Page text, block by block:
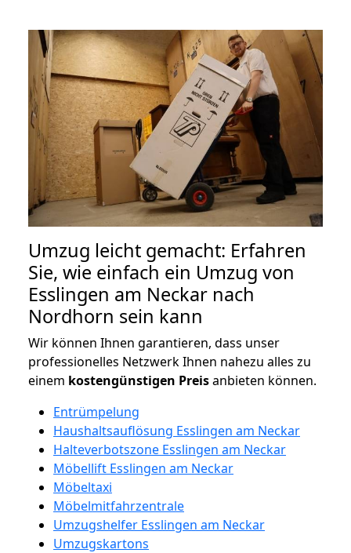
Umzug leicht gemacht: Erfahren
Sie, wie einfach ein Umzug von
Esslingen am Neckar nach
Nordhorn sein kann
Wir können Ihnen garantieren, dass unser
professionelles Netzwerk Ihnen nahezu alles zu
einem kostengünstigen Preisanbieten können.
Entrümpelung
Haushaltsauflösung Esslingen am Neckar
Halteverbotszone Esslingen am Neckar
Möbellift Esslingen am Neckar
Möbeltaxi
Möbelmitfahrzentrale
Umzugshelfer Esslingen am Neckar
Umzugskartons